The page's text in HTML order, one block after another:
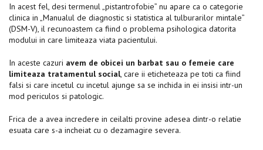
In acest fel, desi termenul „pistantrofobie” nu apare ca o categorie
clinica in „Manualul de diagnostic si statistica al tulburarilor mintale”
(DSM-V), il recunoastem ca fiind o problema psihologica datorita
modului in care limiteaza viata pacientului.
In aceste cazuri avem de obicei un barbat sau o femeie care
limiteaza tratamentul social, care ii eticheteaza pe toti ca fiind
falsi si care incetul cu incetul ajunge sa se inchida in ei insisi intr-un
mod periculos si patologic.
Frica de a avea incredere in ceilalti provine adesea dintr-o relatie
esuata care s-a incheiat cu o dezamagire severa.